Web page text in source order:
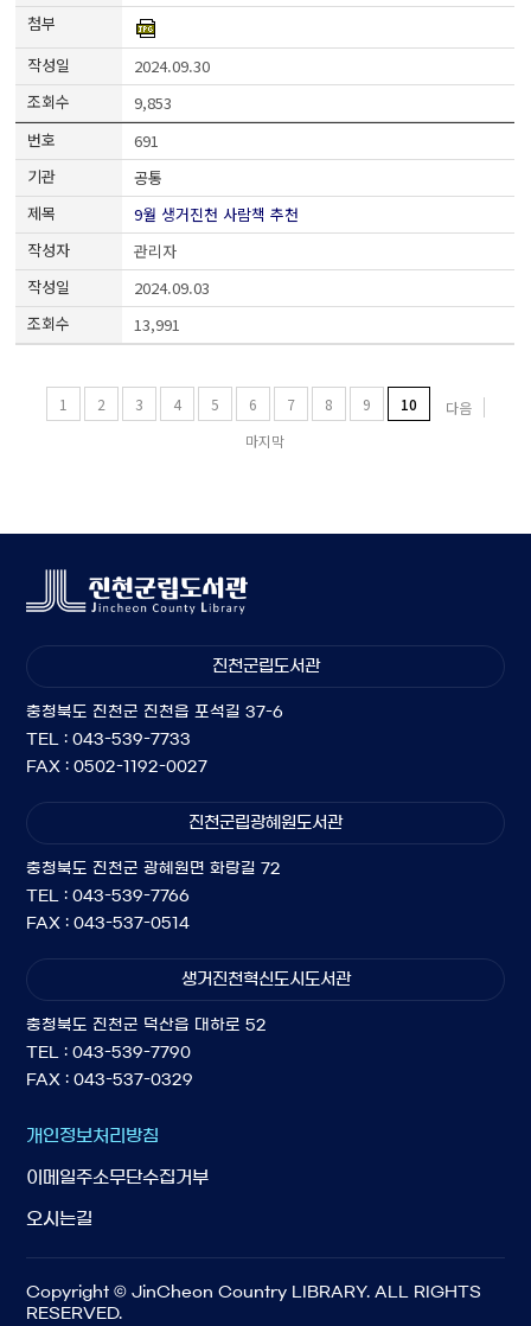
2024.09.30
9,853
691
공통
9월 생거진천 사람책 추천
관리자
2024.09.03
13,991
1 2 3 4 5 6 7 8 9 10
다음
마지막
진천군립도서관
충청북도 진천군 진천읍 포석길 37-6
TEL : 043-539-7733
FAX : 0502-1192-0027
진천군립광혜원도서관
충청북도 진천군 광혜원면 화랑길 72
TEL : 043-539-7766
FAX : 043-537-0514
생거진천혁신도시도서관
충청북도 진천군 덕산읍 대하로 52
TEL : 043-539-7790
FAX : 043-537-0329
개인정보처리방침
이메일주소무단수집거부
오시는길
Copyright © JinCheon Country LIBRARY. ALL RIGHTS
RESERVED.